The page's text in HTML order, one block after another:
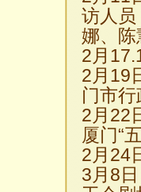
访人员
娜、陈
2月
2月19
门市
2月22
厦门“
2月24
3月8